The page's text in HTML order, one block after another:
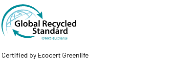
Certified by Ecocert Greenlife